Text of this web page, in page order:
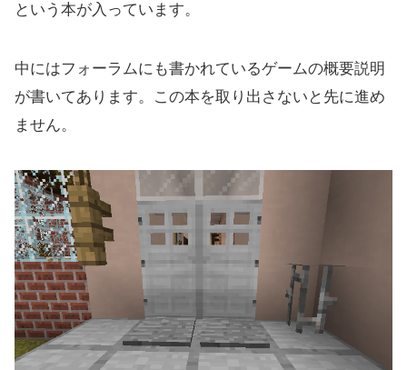
という本が入っています。
中にはフォーラムにも書かれているゲームの概要説明
が書いてあります。この本を取り出さないと先に進め
ません。